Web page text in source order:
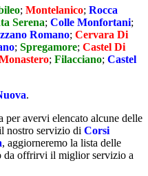
; Montelanico; Rocca
Serena; Colle Monfortani;
Romano; Cervara Di
; Spregamore; Castel Di
; Filacciano; Castel
.
per avervi elencato alcune delle
nostro servizio di Corsi
, aggiorneremo la lista delle
da offrirvi il miglior servizio a